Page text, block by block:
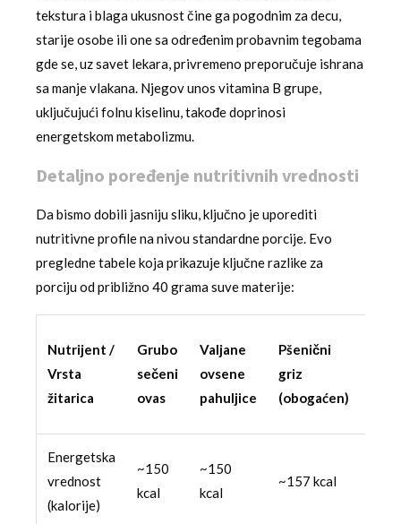
tekstura i blaga ukusnost čine ga pogodnim za decu,
starije osobe ili one sa određenim probavnim tegobama
gde se, uz savet lekara, privremeno preporučuje ishrana
sa manje vlakana. Njegov unos vitamina B grupe,
uključujući folnu kiselinu, takođe doprinosi
energetskom metabolizmu.
Detaljno poređenje nutritivnih vrednosti
Da bismo dobili jasniju sliku, ključno je uporediti
nutritivne profile na nivou standardne porcije. Evo
pregledne tabele koja prikazuje ključne razlike za
porciju od približno 40 grama suve materije:
Nutrijent /
Vrsta
žitarica
Grubo
sečeni
ovas
Valjane
ovsene
pahuljice
Pšenični
griz
(obogaćen)
Energetska
vrednost
(kalorije)
~150
kcal
~150
kcal
~157 kcal